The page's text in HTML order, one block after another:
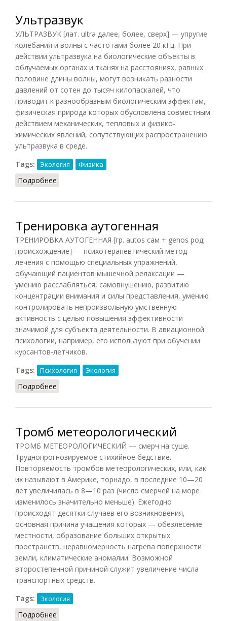
Ультразвук
УЛЬТРАЗВУК [лат. ultra далее, более, сверх] — упругие
колебания и волны с частотами более 20 кГц. При
действии ультразвука на биологические объекты в
облучаемых органах и тканях на расстояниях, равных
половине длины волны, могут возникать разности
давлений от сотен до тысяч килопаскалей, что
приводит к разнообразным биологическим эффектам,
физическая природа которых обусловлена совместным
действием механических, тепловых и физико-
химических явлений, сопутствующих распространению
ультразвука в среде.
Tags:
Экология Физика
Подробнее
Тренировка аутогенная
ТРЕНИРОВКА АУТОГЕННАЯ [гр. autos сам + genos род;
происхождение] — психотерапевтический метод
лечения с помощью специальных упражнений,
обучающий пациентов мышечной релаксации —
умению расслабляться, самовнушению, развитию
концентрации внимания и силы представления, умению
контролировать непроизвольную умственную
активность с целью повышения эффективности
значимой для субъекта деятельности. В авиационной
психологии, например, его используют при обучении
курсантов-летчиков.
Tags:
Психология Экология
Подробнее
Тромб метеорологический
ТРОМБ МЕТЕОРОЛОГИЧЕСКИЙ — смерч на суше.
Труднопрогнозируемое стихийное бедствие.
Повторяемость тромбов метеорологических, или, как
их называют в Америке, торнадо, в последние 10—20
лет увеличилась в 8—10 раз (число смерчей на море
изменилось значительно меньше). Ежегодно
происходят десятки случаев его возникновения,
основная причина учащения которых — обезлесение
местности, образование больших открытых
пространств, неравномерность нагрева поверхности
земли, климатические аномалии. Возможной
второстепенной причиной служит увеличение числа
транспортных средств.
Tags:
Экология
Подробнее